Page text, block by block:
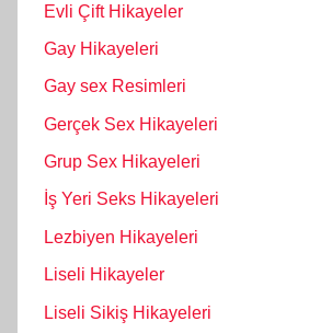
Evli Çift Hikayeler
Gay Hikayeleri
Gay sex Resimleri
Gerçek Sex Hikayeleri
Grup Sex Hikayeleri
İş Yeri Seks Hikayeleri
Lezbiyen Hikayeleri
Liseli Hikayeler
Liseli Sikiş Hikayeleri